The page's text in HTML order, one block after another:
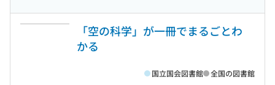
「空の科学」が一冊でまるごとわ
かる
国立国会図書館 全国の図書館